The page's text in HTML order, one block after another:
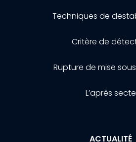
Techniques de
Critère de
Rupture de mise
L’après secte
ACTUALITÉ